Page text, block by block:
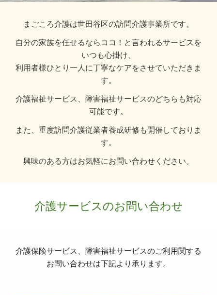
まごころ介護は世田谷区の訪問介護事業所です。
自分の家族を任せるならココ！と言われるサービスを
いつも心掛け、
利用者様ひとり一人に丁寧なケアをさせていただきま
す。
介護福祉サービス、障害福祉サービスのどちらも対応
可能です。
また、重度訪問介護従業者養成研修も開催しておりま
す。
興味のある方はお気軽にお問い合わせください。
介護サービスのお問い合わせ
介護保険サービス、障害福祉サービスのご利用関する
お問い合わせは下記より承ります。